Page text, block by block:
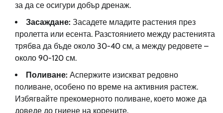
за да се осигури добър дренаж.
Засаждане: Засадете младите растения през
пролетта или есента. Разстоянието между растенията
трябва да бъде около 30-40 см, а между редовете –
около 90-120 см.
Поливане: Аспержите изискват редовно
поливане, особено по време на активния растеж.
Избягвайте прекомерното поливане, което може да
доведе до гниене на корените.